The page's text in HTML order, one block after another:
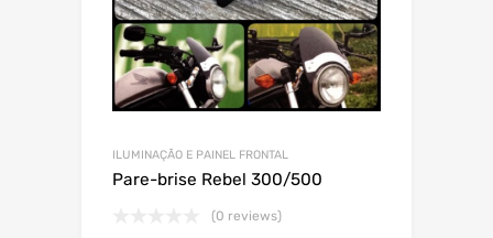
ILUMINAÇÃO E PAINEL FRONTAL
Pare-brise Rebel 300/500
(0 reviews)